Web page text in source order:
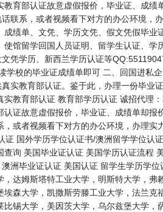
育部认证故意虚假报价，毕业证、成绩
联系，或者视频看下对方的办公环境，
绩单、文凭、学历文凭、假文凭假毕业
馆留学回国人员证明、留学生认证、学
凭学历、新西兰学历认证等
校的毕业证成绩单即可 二、回国进私
实教育部认证。鉴于此，办理一份毕业
教育部认证 教育部学历认证 诚招代理
证故意虚假报价，毕业证、成绩单却报
或者视频看下对方的办公环境，办理实
国外学历学位认证书/澳洲留学学位认
询 美国毕业证认证 美国学历认证流程
洲毕业证认证 美国认证 留学生学历学位
达姆斯塔特工业大学，明斯特大学，弗
森大学，凯撒斯劳滕工业大学，法兰克
锡大学，美因茨大学，乌尔兹堡大学，